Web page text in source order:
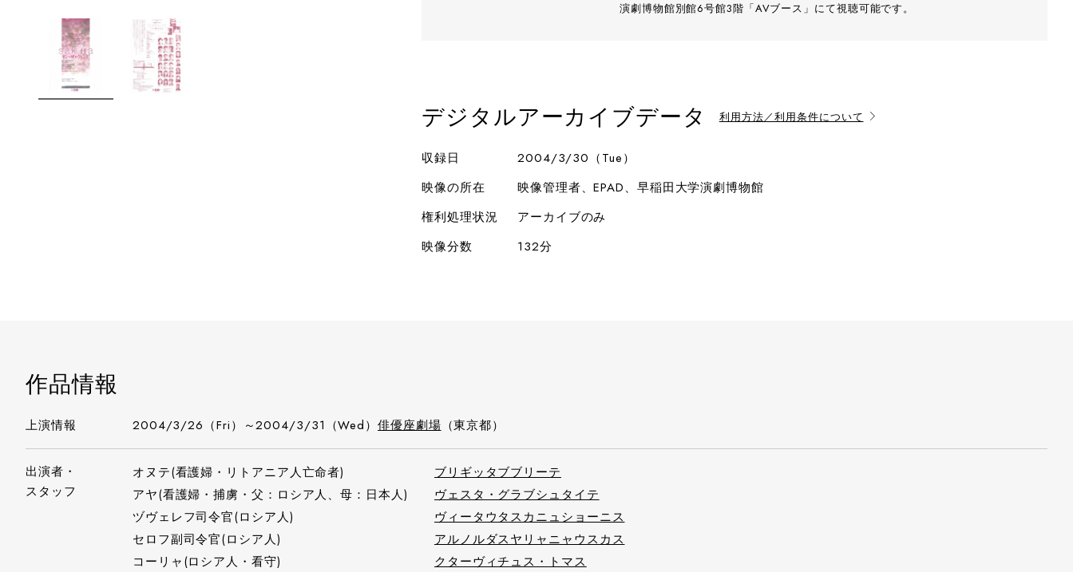
演劇博物館別館6号館3階「AVブース」にて視聴可能です。
デジタルアーカイブデータ 利用方法／利用条件について
収録日
2004/3/30（Tue）
映像の所在
映像管理者、EPAD、早稲田大学演劇博物館
権利処理状況
アーカイブのみ
映像分数
132分
作品情報
上演情報 2004/3/26（Fri）～2004/3/31（Wed）俳優座劇場 （東京都）
出演者・
スタッフ
オヌテ(看護婦・リトアニア人亡命者)
ブリギッタブブリーテ
アヤ(看護婦・捕虜・父：ロシア人、母：日本人)
ヴェスタ・グラブシュタイテ
ヅヴェレフ司令官(ロシア人)
ヴィータウタスカニュショーニス
セロフ副司令官(ロシア人)
アルノルダスヤリャニャウスカス
コーリャ(ロシア人・看守)
クターヴィチュス・トマス